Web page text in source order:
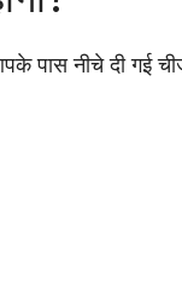
नीचे दी गई